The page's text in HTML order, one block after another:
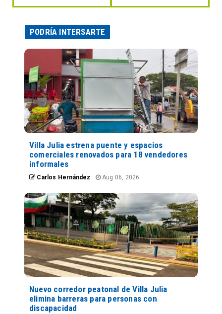
PODRÍA INTERSARTE
Villa Julia estrena puente y espacios
comerciales renovados para 18 vendedores
informales
Carlos Hernández Aug 06, 2026
Nuevo corredor peatonal de Villa Julia
elimina barreras para personas con
discapacidad